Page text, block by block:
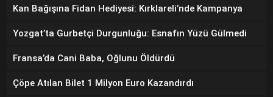
Kan Bağışına Fidan Hediyesi: Kırklareli’nde Kampanya
Yozgat’ta Gurbetçi Durgunluğu: Esnafın Yüzü Gülmedi
Fransa’da Cani Baba, Oğlunu Öldürdü
Çöpe Atılan Bilet 1 Milyon Euro Kazandırdı